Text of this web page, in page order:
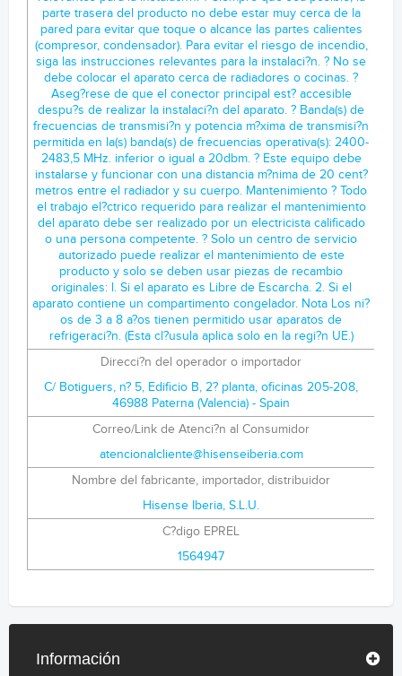
Direcci?n del operador o importador
C/ Botiguers, n? 5, Edificio B, 2? planta, oficinas 205-208,
46988 Paterna (Valencia) - Spain
Correo/Link de Atenci?n al Consumidor
atencionalcliente@hisenseiberia.com
Nombre del fabricante, importador, distribuidor
Hisense Iberia, S.L.U.
C?digo EPREL
1564947
Información